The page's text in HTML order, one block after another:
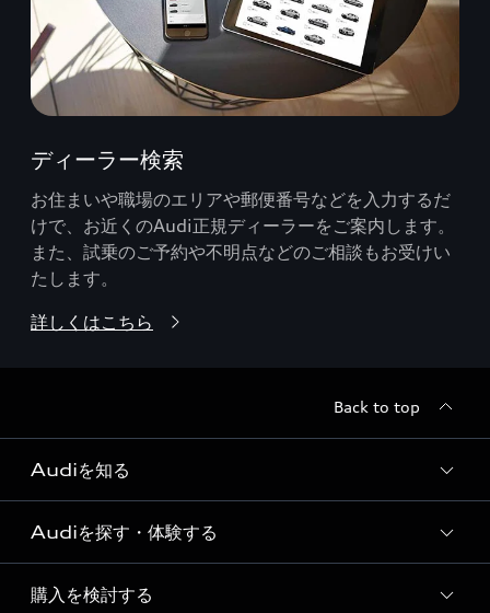
ディーラー検索
お住まいや職場のエリアや郵便番号などを入力するだ
けで、お近くのAudi正規ディーラーをご案内します。
また、試乗のご予約や不明点などのご相談もお受けい
たします。
詳しくはこちら
Back to top
Audiを知る
Audi ブランド
Story of Progress
Audiを探す・体験する
ディーラー検索
購入を検討する